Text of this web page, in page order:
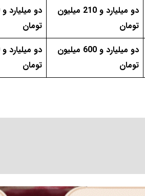
دو میلیارد و 210 میلیون
تومان
تومان
دو میلیارد و 600 میلیون
تومان
تومان